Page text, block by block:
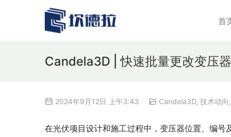
首
Candela3D | 快速批量更改变压
2024年9月12日 上午3:43 Candela3D, 技术动向 ,
在光伏项目设计和施工过程中，变压器位置、编